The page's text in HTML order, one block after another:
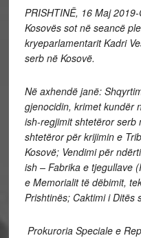
PRISHTINË, 16 Maj
Kosovës sot në seancë
kryeparlamentarit Kadri
serb në Kosovë.
Në axhendë janë:
gjenocidin, krimet kundër
ish-regjimit shtetëror serb
shtetëror për krijimin e
Kosovë; Vendimi për
ish – Fabrika e tjegullave
e Memorialit të dëbimit,
Prishtinës; Caktimi i Ditës
Prokuroria Speciale e